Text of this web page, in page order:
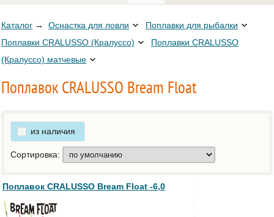
Каталог → Оснастка для ловли
Поплавки для рыбалки
Поплавки CRALUSSO (Кралуссо)
Поплавки CRALUSSO
(Кралуссо) матчевые
Поплавок CRALUSSO Bream Float
из наличия
Сортировка:
Поплавок CRALUSSO Bream Float -6,0